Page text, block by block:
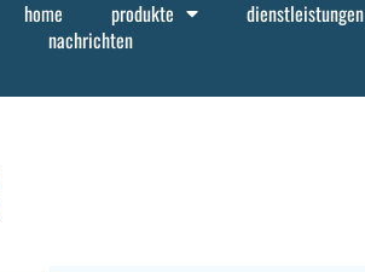
home produkte dienstleistungen
nachrichten